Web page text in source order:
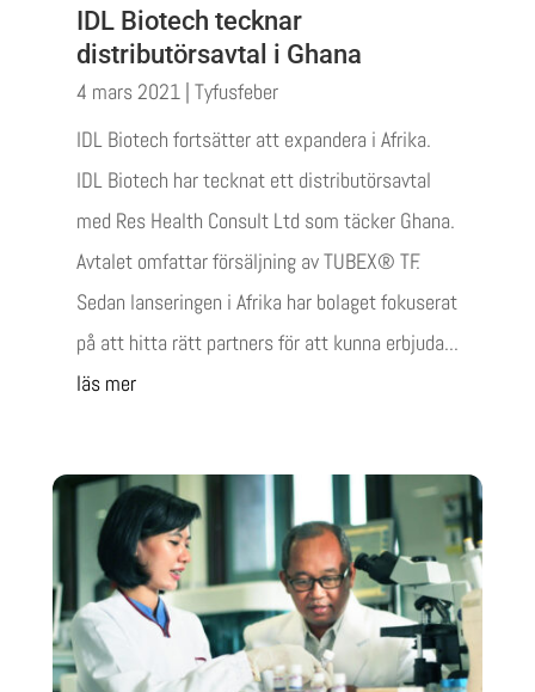
IDL Biotech tecknar
distributörsavtal i Ghana
4 mars 2021| Tyfusfeber
IDL Biotech fortsätter att expandera i Afrika.
IDL Biotech har tecknat ett distributörsavtal
med Res Health Consult Ltd som täcker Ghana.
Avtalet omfattar försäljning av TUBEX® TF.
Sedan lanseringen i Afrika har bolaget fokuserat
på att hitta rätt partners för att kunna erbjuda...
läs mer